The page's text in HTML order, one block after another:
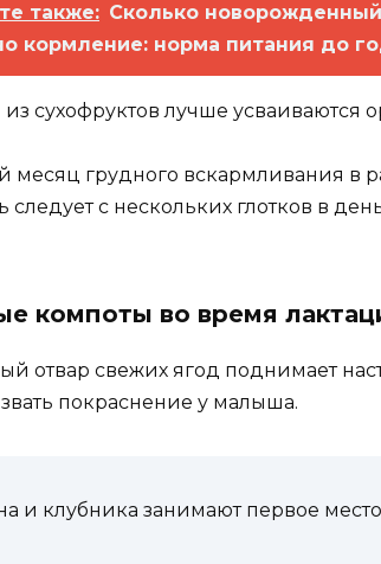
также: Сколько
кормление: норма питания до
сухофруктов лучше усваиваются
месяц грудного вскармливания в
следует с нескольких глотков в
компоты во время
отвар свежих ягод поднимает
покраснение у малыша.
и клубника занимают первое